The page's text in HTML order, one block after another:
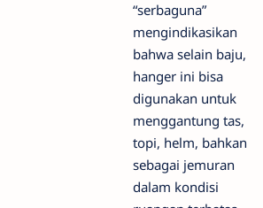
“serbaguna”
mengindikasikan
bahwa selain baju,
hanger ini bisa
digunakan untuk
menggantung tas,
topi, helm, bahkan
sebagai jemuran
dalam kondisi